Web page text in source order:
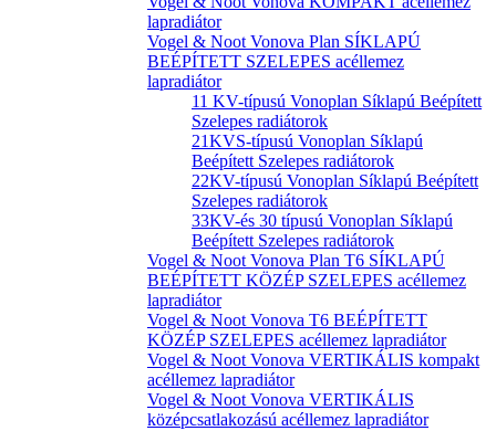
lapradiátor
Vogel & Noot Vonova Plan SÍKLAPÚ
BEÉPÍTETT SZELEPES acéllemez
lapradiátor
11 KV-típusú Vonoplan Síklapú Beépített
Szelepes radiátorok
21KVS-típusú Vonoplan Síklapú
Beépített Szelepes radiátorok
22KV-típusú Vonoplan Síklapú Beépített
Szelepes radiátorok
33KV-és 30 típusú Vonoplan Síklapú
Beépített Szelepes radiátorok
Vogel & Noot Vonova Plan T6 SÍKLAPÚ
BEÉPÍTETT KÖZÉP SZELEPES acéllemez
lapradiátor
Vogel & Noot Vonova T6 BEÉPÍTETT
KÖZÉP SZELEPES acéllemez lapradiátor
Vogel & Noot Vonova VERTIKÁLIS kompakt
acéllemez lapradiátor
Vogel & Noot Vonova VERTIKÁLIS
középcsatlakozású acéllemez lapradiátor